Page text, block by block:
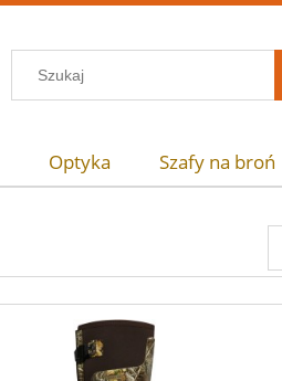
Optyka Szafy na broń